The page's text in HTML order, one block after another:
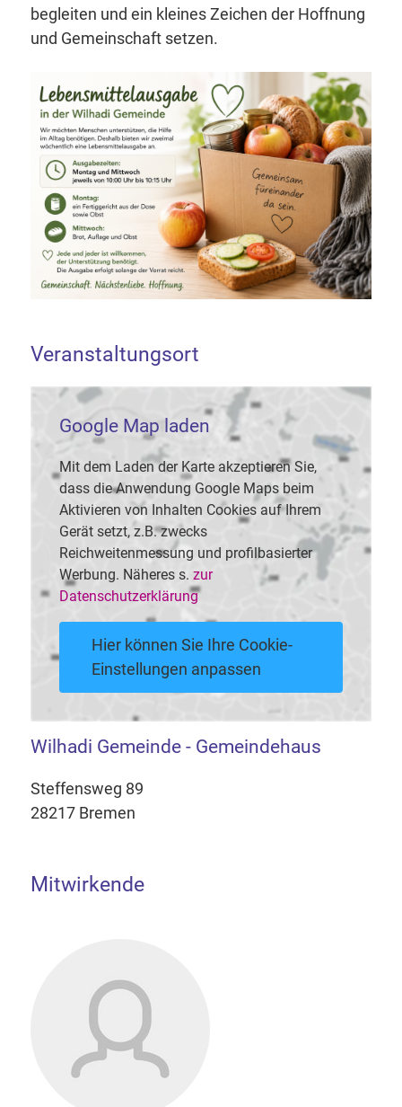
begleiten und ein kleines Zeichen der Hoffnung
und Gemeinschaft setzen.
Veranstaltungsort
Google Map laden
Mit dem Laden der Karte akzeptieren Sie,
dass die Anwendung Google Maps beim
Aktivieren von Inhalten Cookies auf Ihrem
Gerät setzt, z.B. zwecks
Reichweitenmessung und profilbasierter
Werbung. Näheres s. zur
Datenschutzerklärung
Hier können Sie Ihre Cookie-
Einstellungen anpassen
Wilhadi Gemeinde - Gemeindehaus
Steffensweg 89
28217 Bremen
Mitwirkende